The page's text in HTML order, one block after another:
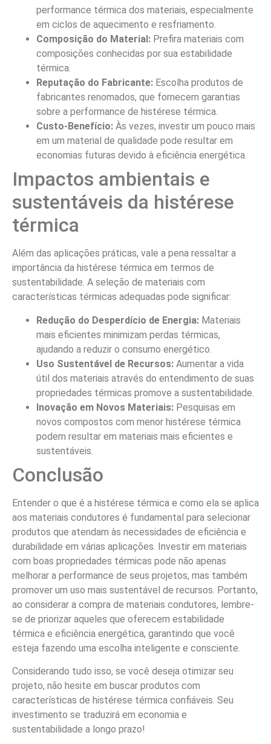
performance térmica dos materiais, especialmente
em ciclos de aquecimento e resfriamento.
Composição do Material: Prefira materiais com
composições conhecidas por sua estabilidade
térmica.
Reputação do Fabricante: Escolha produtos de
fabricantes renomados, que fornecem garantias
sobre a performance de histérese térmica.
Custo-Benefício: Às vezes, investir um pouco mais
em um material de qualidade pode resultar em
economias futuras devido à eficiência energética.
Impactos ambientais e
sustentáveis da histérese
térmica
Além das aplicações práticas, vale a pena ressaltar a
importância da histérese térmica em termos de
sustentabilidade. A seleção de materiais com
características térmicas adequadas pode significar:
Redução do Desperdício de Energia: Materiais
mais eficientes minimizam perdas térmicas,
ajudando a reduzir o consumo energético.
Uso Sustentável de Recursos: Aumentar a vida
útil dos materiais através do entendimento de suas
propriedades térmicas promove a sustentabilidade.
Inovação em Novos Materiais: Pesquisas em
novos compostos com menor histérese térmica
podem resultar em materiais mais eficientes e
sustentáveis.
Conclusão
Entender o que é a histérese térmica e como ela se aplica
aos materiais condutores é fundamental para selecionar
produtos que atendam às necessidades de eficiência e
durabilidade em várias aplicações. Investir em materiais
com boas propriedades térmicas pode não apenas
melhorar a performance de seus projetos, mas também
promover um uso mais sustentável de recursos. Portanto,
ao considerar a compra de materiais condutores, lembre-
se de priorizar aqueles que oferecem estabilidade
térmica e eficiência energética, garantindo que você
esteja fazendo uma escolha inteligente e consciente.
Considerando tudo isso, se você deseja otimizar seu
projeto, não hesite em buscar produtos com
características de histérese térmica confiáveis. Seu
investimento se traduzirá em economia e
sustentabilidade a longo prazo!